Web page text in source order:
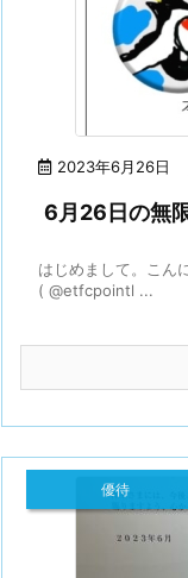
2023年6月26日
6月26日の無
はじめまして。こん
( @etfcpointl ...
優待